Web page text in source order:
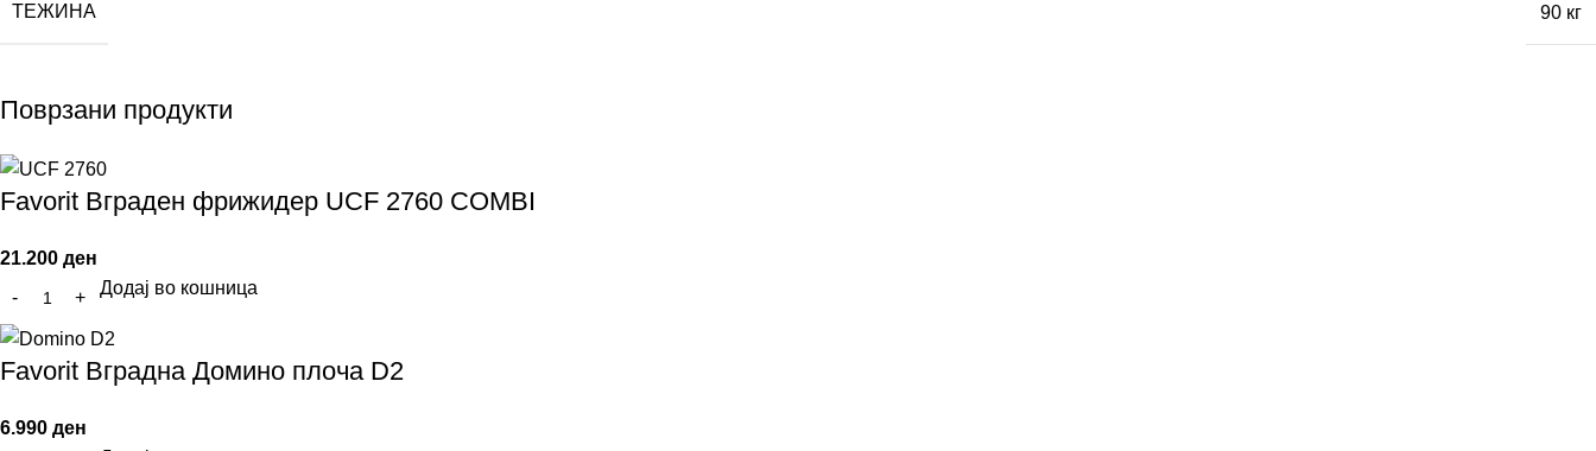
ТЕЖИНА 90 кг
Поврзани продукти
Favorit Вграден фрижидер UCF 2760 COMBI
21.200 ден
Додај во кошница
Favorit Вградна Домино плоча D2
6.990 ден